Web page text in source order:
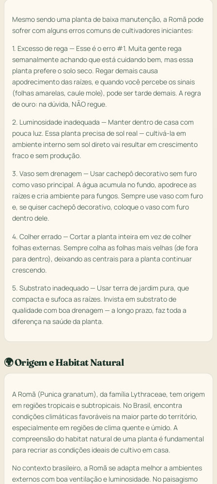
Mesmo sendo uma planta de baixa manutenção, a Romã pode
sofrer com alguns erros comuns de cultivadores iniciantes:
1. Excesso de rega — Esse é o erro #1. Muita gente rega
semanalmente achando que está cuidando bem, mas essa
planta prefere o solo seco. Regar demais causa
apodrecimento das raízes, e quando você percebe os sinais
(folhas amarelas, caule mole), pode ser tarde demais. A regra
de ouro: na dúvida, NÃO regue.
2. Luminosidade inadequada — Manter dentro de casa com
pouca luz. Essa planta precisa de sol real — cultivá-la em
ambiente interno sem sol direto vai resultar em crescimento
fraco e sem produção.
3. Vaso sem drenagem — Usar cachepô decorativo sem furo
como vaso principal. A água acumula no fundo, apodrece as
raízes e cria ambiente para fungos. Sempre use vaso com furo
e, se quiser cachepô decorativo, coloque o vaso com furo
dentro dele.
4. Colher errado — Cortar a planta inteira em vez de colher
folhas externas. Sempre colha as folhas mais velhas (de fora
para dentro), deixando as centrais para a planta continuar
crescendo.
5. Substrato inadequado — Usar terra de jardim pura, que
compacta e sufoca as raízes. Invista em substrato de
qualidade com boa drenagem — a longo prazo, faz toda a
diferença na saúde da planta.
🌍 Origem e Habitat Natural
A Romã (Punica granatum), da família Lythraceae, tem origem
em regiões tropicais e subtropicais. No Brasil, encontra
condições climáticas favoráveis na maior parte do território,
especialmente em regiões de clima quente e úmido. A
compreensão do habitat natural de uma planta é fundamental
para recriar as condições ideais de cultivo em casa.
No contexto brasileiro, a Romã se adapta melhor a ambientes
externos com boa ventilação e luminosidade. No paisagismo